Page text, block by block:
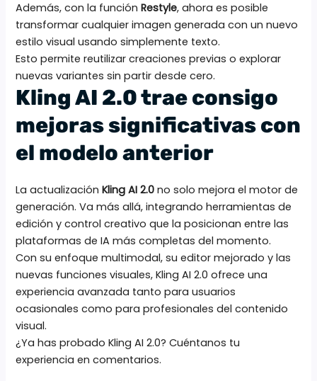
Además, con la funciónRestyle, ahora es posible
transformar cualquier imagen generada con un nuevo
estilo visual usando simplemente texto.
Esto permite reutilizar creaciones previas o explorar
nuevas variantes sin partir desde cero.
Kling AI 2.0 trae consigo
mejoras significativas con
el modelo anterior
La actualizaciónKling AI 2.0 no solo mejora el motor de
generación. Va más allá, integrando herramientas de
edición y control creativo que la posicionan entre las
plataformas de IA más completas del momento.
Con su enfoque multimodal, su editor mejorado y las
nuevas funciones visuales, Kling AI 2.0 ofrece una
experiencia avanzada tanto para usuarios
ocasionales como para profesionales del contenido
visual.
¿Ya has probado Kling AI 2.0? Cuéntanos tu
experiencia en comentarios.